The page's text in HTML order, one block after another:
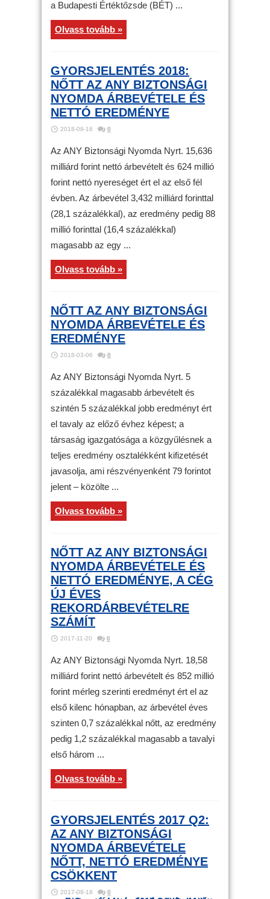
a Budapesti Értéktőzsde (BÉT) ...
Olvass tovább »
GYORSJELENTÉS 2018:
NŐTT AZ ANY BIZTONSÁGI
NYOMDA ÁRBEVÉTELE ÉS
NETTÓ EREDMÉNYE
2018-08-16 0
Az ANY Biztonsági Nyomda Nyrt. 15,636
milliárd forint nettó árbevételt és 624 millió
forint nettó nyereséget ért el az első fél
évben. Az árbevétel 3,432 milliárd forinttal
(28,1 százalékkal), az eredmény pedig 88
millió forinttal (16,4 százalékkal)
magasabb az egy ...
Olvass tovább »
NŐTT AZ ANY BIZTONSÁGI
NYOMDA ÁRBEVÉTELE ÉS
EREDMÉNYE
2018-03-06 0
Az ANY Biztonsági Nyomda Nyrt. 5
százalékkal magasabb árbevételt és
szintén 5 százalékkal jobb eredményt ért
el tavaly az előző évhez képest; a
társaság igazgatósága a közgyűlésnek a
teljes eredmény osztalékként kifizetését
javasolja, ami részvényenként 79 forintot
jelent – közölte ...
Olvass tovább »
NŐTT AZ ANY BIZTONSÁGI
NYOMDA ÁRBEVÉTELE ÉS
NETTÓ EREDMÉNYE, A CÉG
ÚJ ÉVES
REKORDÁRBEVÉTELRE
SZÁMÍT
2017-11-20 0
Az ANY Biztonsági Nyomda Nyrt. 18,58
milliárd forint nettó árbevételt és 852 millió
forint mérleg szerinti eredményt ért el az
első kilenc hónapban, az árbevétel éves
szinten 0,7 százalékkal nőtt, az eredmény
pedig 1,2 százalékkal magasabb a tavalyi
első három ...
Olvass tovább »
GYORSJELENTÉS 2017 Q2:
AZ ANY BIZTONSÁGI
NYOMDA ÁRBEVÉTELE
NŐTT, NETTÓ EREDMÉNYE
CSÖKKENT
2017-08-18 0